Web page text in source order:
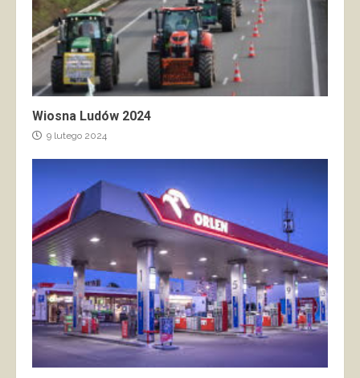
Wiosna Ludów 2024
9 lutego 2024